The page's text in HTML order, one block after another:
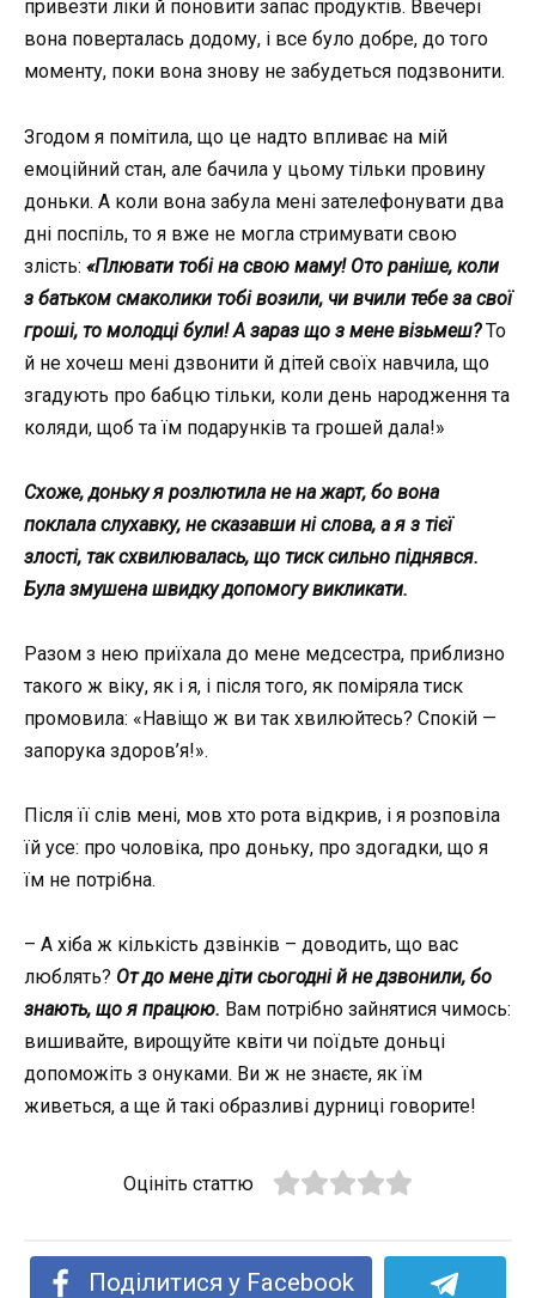
привезти ліки й поновити запас продуктів. Ввечері
вона поверталась додому, і все було добре, до того
моменту, поки вона знову не забудеться подзвонити.
Згодом я помітила, що це надто впливає на мій
емоційний стан, але бачила у цьому тільки провину
доньки. А коли вона забула мені зателефонувати два
дні поспіль, то я вже не могла стримувати свою
злість: «Плювати тобі на свою маму! Ото раніше, коли
з батьком смаколики тобі возили, чи вчили тебе за свої
гроші, то молодці були! А зараз що з мене візьмеш?То
й не хочеш мені дзвонити й дітей своїх навчила, що
згадують про бабцю тільки, коли день народження та
коляди, щоб та їм подарунків та грошей дала!»
Схоже, доньку я розлютила не на жарт, бо вона
поклала слухавку, не сказавши ні слова, а я з тієї
злості, так схвилювалась, що тиск сильно піднявся.
Була змушена швидку допомогу викликати.
Разом з нею приїхала до мене медсестра, приблизно
такого ж віку, як і я, і після того, як поміряла тиск
промовила: «Навіщо ж ви так хвилюйтесь? Спокій —
запорука здоров’я!».
Після її слів мені, мов хто рота відкрив, і я розповіла
їй усе: про чоловіка, про доньку, про здогадки, що я
їм не потрібна.
– А хіба ж кількість дзвінків – доводить, що вас
люблять? От до мене діти сьогодні й не дзвонили, бо
знають, що я працюю. Вам потрібно зайнятися чимось:
вишивайте, вирощуйте квіти чи поїдьте доньці
допоможіть з онуками. Ви ж не знаєте, як їм
живеться, а ще й такі образливі дурниці говорите!
Оцініть статтю
Поділитися у Facebook